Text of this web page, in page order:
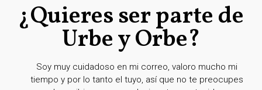
¿Quieres ser parte de
Urbe y Orbe?
Soy muy cuidadoso en mi correo, valoro mucho mi
tiempo y por lo tanto el tuyo, así que no te preocupes